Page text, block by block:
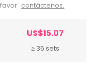
contáctenos.
US$15.07
≥ 36 sets